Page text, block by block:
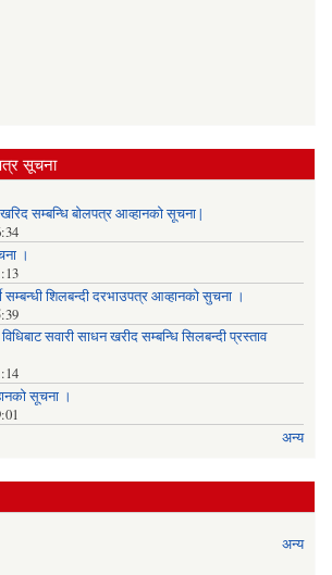
सूचना
सम्बन्धि बोलपत्र आव्हानको सूचना |
।
सम्बन्धी शिलबन्दी दरभाउपत्र आव्हानकाे सुचना ।
सवारी साधन खरीद सम्बन्धि सिलबन्दी प्रस्ताव
सूचना ।
अन्य
अन्य